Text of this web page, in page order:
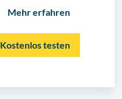
Mehr erfahren
Kostenlos testen